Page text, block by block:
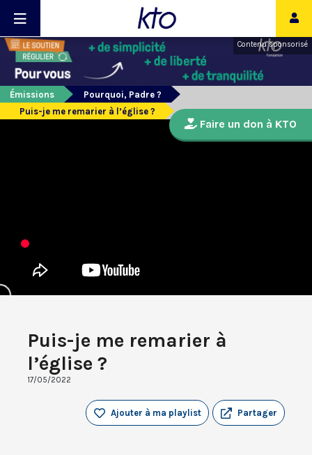
Contenu sponsorisé
Émissions
Pourquoi, Padre ?
Puis-je me remarier à l’église ?
Puis-je me remarier à
l’église ?
17/05/2022
Partager
Ajouter à ma playlist
Faire un don à KTO